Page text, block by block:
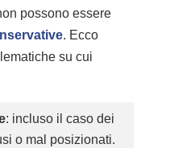
possono essere
. Ecco
su cui
: incluso il caso dei
o mal posizionati.